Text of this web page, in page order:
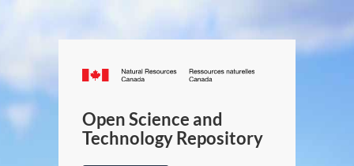
Canada.ca
/
Canada
Open Science and
Technology Repository